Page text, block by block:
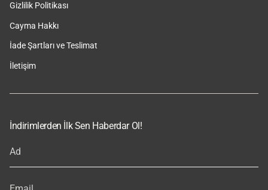
Gizlilik Politikası
Cayma Hakkı
İade Şartları ve Teslimat
İletişim
İndirimlerden İlk Sen Haberdar Ol!